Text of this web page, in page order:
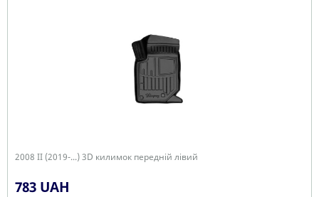
2008 II (2019-...) 3D килимок передній лівий
783 UAH